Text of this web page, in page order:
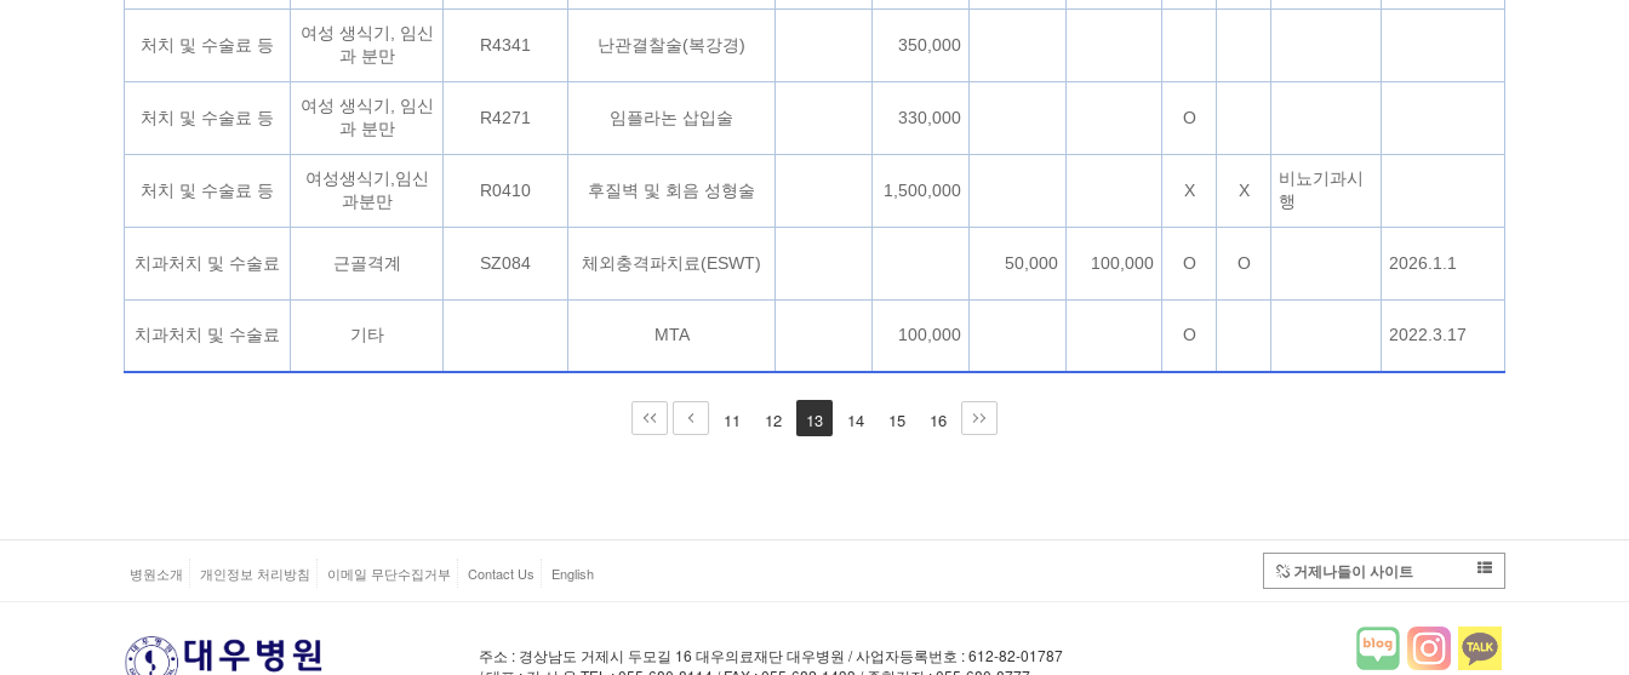
처치 및 수술료 등
여성 생식기, 임신
과 분만
R4341 난관결찰술(복강경) 350,000
처치 및 수술료 등
여성 생식기, 임신
과 분만
R4271 임플라논 삽입술 330,000 O
처치 및 수술료 등
여성생식기,임신
과분만
R0410 후질벽 및 회음 성형술 1,500,000 X X
비뇨기과시
행
치과처치 및 수술료 근골격계 SZ084 체외충격파치료(ESWT) 50,000 100,000 O O 2026.1.1
치과처치 및 수술료 기타 MTA 100,000 O 2022.3.17
11 12 13 14 15 16
병원소개 개인정보 처리방침 이메일 무단수집거부 Contact Us English 거제나들이 사이트
주소 : 경상남도 거제시 두모길 16 대우의료재단 대우병원 / 사업자등록번호 : 612-82-01787